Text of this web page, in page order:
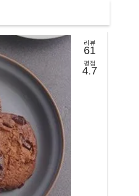
리뷰
61
평점
4.7